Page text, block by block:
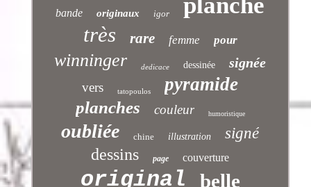
bande originaux igor
très rare femme pour
winninger dedicace dessinée signée
vers tatopoulos pyramide
planches couleur humoristique
oubliée chine illustration signé
dessins page couverture
original belle